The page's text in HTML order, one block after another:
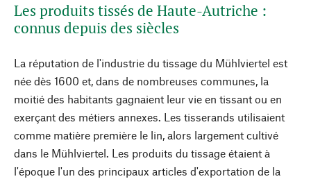
Les produits tissés de Haute-Autriche :
connus depuis des siècles
La réputation de l'industrie du tissage du Mühlviertel est
née dès 1600 et, dans de nombreuses communes, la
moitié des habitants gagnaient leur vie en tissant ou en
exerçant des métiers annexes. Les tisserands utilisaient
comme matière première le lin, alors largement cultivé
dans le Mühlviertel. Les produits du tissage étaient à
l'époque l'un des principaux articles d'exportation de la